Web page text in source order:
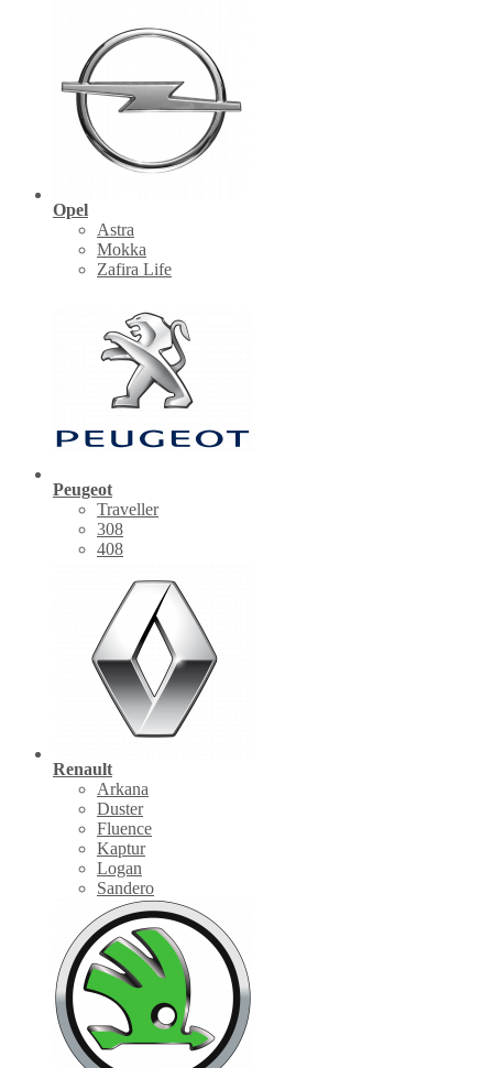
Opel
Astra
Mokka
Zafira Life
Peugeot
Traveller
308
408
Renault
Arkana
Duster
Fluence
Kaptur
Logan
Sandero